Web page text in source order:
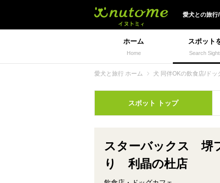
愛犬との旅行
ホーム
Home
スポット
Search
愛犬と旅行 ホーム 犬 同伴OKの飲食店/ドッ
スポット トップ
スターバックス 堺
り 利晶の杜店